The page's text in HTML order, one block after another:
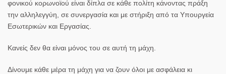
φονικού κορωνοϊού είναι δίπλα σε κάθε πολίτη κάνοντας πράξη
την αλληλεγγύη, σε συνεργασία και με στήριξη από τα Υπουργεία
Εσωτερικών και Εργασίας.
Κανείς δεν θα είναι μόνος του σε αυτή τη μάχη.
Δίνουμε κάθε μέρα τη μάχη για να ζουν όλοι με ασφάλεια κι